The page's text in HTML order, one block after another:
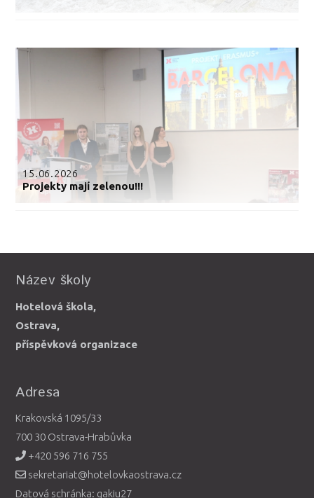
15.06.2026
Projekty mají zelenou!!!
Název školy
Hotelová škola,
Ostrava,
příspěvková organizace
Adresa
Krakovská 1095/33
700 30 Ostrava-Hrabůvka
+420 596 716 755
sekretariat@hotelovkaostrava.cz
Datová schránka: gakiu27